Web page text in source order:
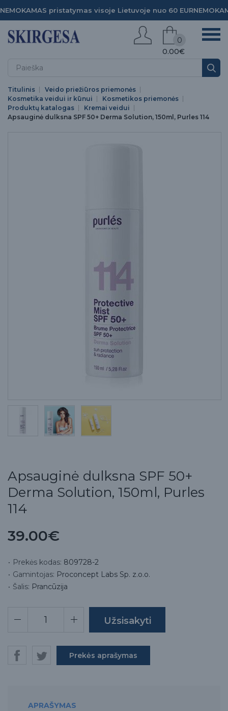
NEMOKAMAS pristatymas visoje Lietuvoje nuo 60 EUR
0.00€
0
Titulinis
Veido priežiūros priemonės
Kosmetika veidui ir kūnui
Kosmetikos priemonės
Produktų katalogas
Kremai veidui
Apsauginė dulksna SPF 50+ Derma Solution, 150ml, Purles 114
Apsauginė dulksna SPF 50+
Derma Solution, 150ml, Purles
114
39.00€
Prekės kodas: 809728-2
Gamintojas: Proconcept Labs Sp. z.o.o.
Šalis: Prancūzija
Prekės aprašymas
APRAŠYMAS